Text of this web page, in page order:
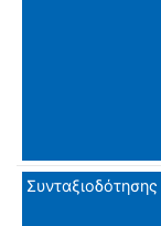
Συνταξιοδότησης